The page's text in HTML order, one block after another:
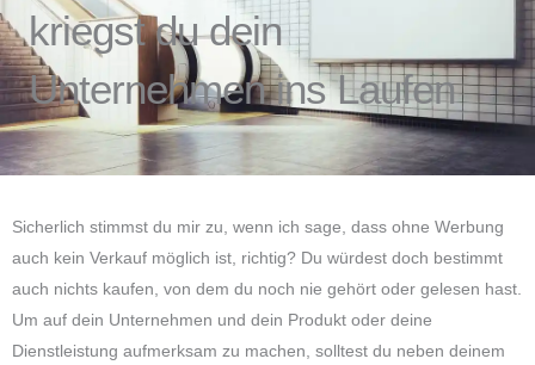
kriegst du dein
Unternehmen ins Laufen
Sicherlich stimmst du mir zu, wenn ich sage, dass ohne Werbung
auch kein Verkauf möglich ist, richtig? Du würdest doch bestimmt
auch nichts kaufen, von dem du noch nie gehört oder gelesen hast.
Um auf dein Unternehmen und dein Produkt oder deine
Dienstleistung aufmerksam zu machen, solltest du neben deinem